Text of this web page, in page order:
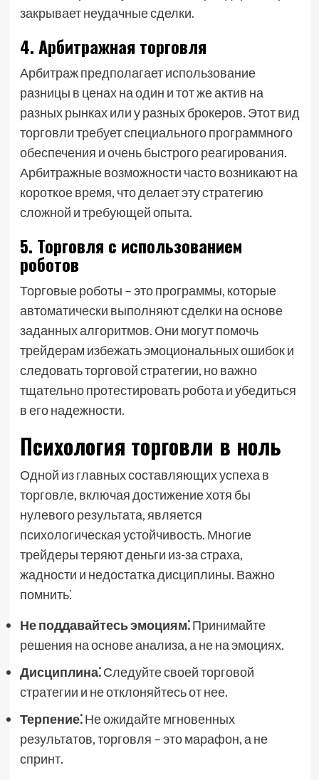
закрывает неудачные сделки.
4. Арбитражная торговля
Арбитраж предполагает использование
разницы в ценах на один и тот же актив на
разных рынках или у разных брокеров. Этот вид
торговли требует специального программного
обеспечения и очень быстрого реагирования.
Арбитражные возможности часто возникают на
короткое время, что делает эту стратегию
сложной и требующей опыта.
5. Торговля с использованием
роботов
Торговые роботы – это программы, которые
автоматически выполняют сделки на основе
заданных алгоритмов. Они могут помочь
трейдерам избежать эмоциональных ошибок и
следовать торговой стратегии, но важно
тщательно протестировать робота и убедиться
в его надежности.
Психология торговли в ноль
Одной из главных составляющих успеха в
торговле, включая достижение хотя бы
нулевого результата, является
психологическая устойчивость. Многие
трейдеры теряют деньги из-за страха,
жадности и недостатка дисциплины. Важно
помнить⁚
Не поддавайтесь эмоциям⁚Принимайте
решения на основе анализа, а не на эмоциях.
Дисциплина⁚Следуйте своей торговой
стратегии и не отклоняйтесь от нее.
Терпение⁚Не ожидайте мгновенных
результатов, торговля – это марафон, а не
спринт.